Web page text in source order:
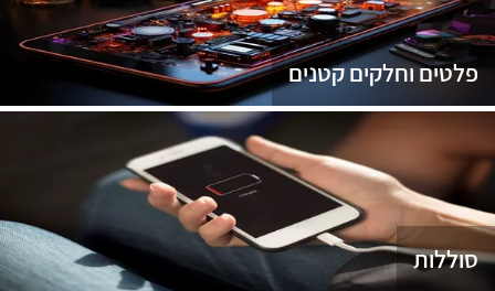
פלטים וחלקים קטנים
סוללות